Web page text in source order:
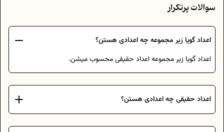
سوالات پرتکرار
اعداد گویا زیر مجموعه چه اعدادی هستن؟
اعداد گویا زیر مجموعه اعداد حقیقی محسوب میشن.
اعداد حقیقی چه اعدادی هستن؟